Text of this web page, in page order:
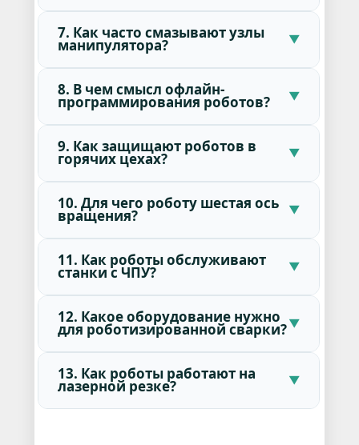
7. Как часто смазывают узлы
манипулятора?
8. В чем смысл офлайн-
программирования роботов?
9. Как защищают роботов в
горячих цехах?
10. Для чего роботу шестая ось
вращения?
11. Как роботы обслуживают
станки с ЧПУ?
12. Какое оборудование нужно
для роботизированной сварки?
13. Как роботы работают на
лазерной резке?